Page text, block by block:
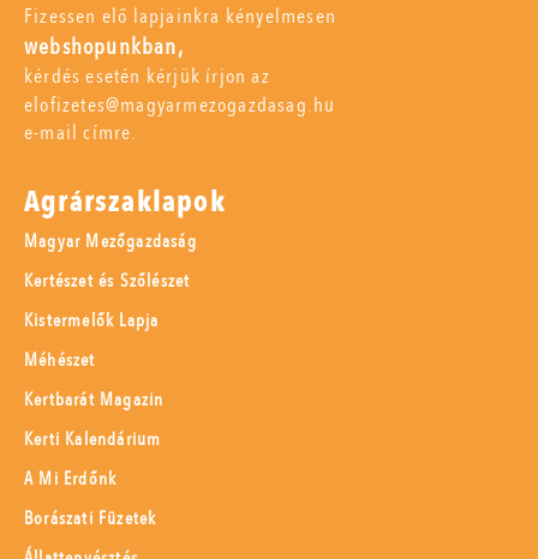
Fizessen elő lapjainkra kényelmesen
webshopunkban,
kérdés esetén kérjük írjon az
elofizetes@magyarmezogazdasag.hu
e-mail címre.
Agrárszaklapok
Magyar Mezőgazdaság
Kertészet és Szőlészet
Kistermelők Lapja
Méhészet
Kertbarát Magazin
Kerti Kalendárium
A Mi Erdőnk
Borászati Füzetek